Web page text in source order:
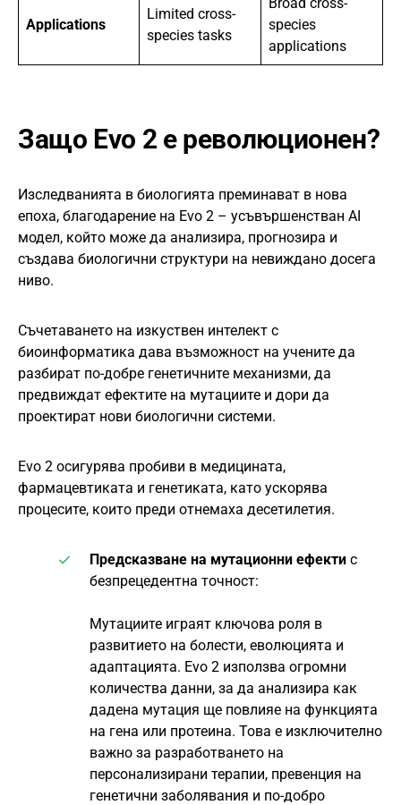
Applications
Limited cross-
species tasks
species
applications
Защо Evo 2 е революционен?
Изследванията в биологията преминават в нова
епоха, благодарение на Evo 2 – усъвършенстван AI
модел, който може да анализира, прогнозира и
създава биологични структури на невиждано досега
ниво.
Съчетаването на изкуствен интелект с
биоинформатика дава възможност на учените да
разбират по-добре генетичните механизми, да
предвиждат ефектите на мутациите и дори да
проектират нови биологични системи.
Evo 2 осигурява пробиви в медицината,
фармацевтиката и генетиката, като ускорява
процесите, които преди отнемаха десетилетия.
Предсказване на мутационни ефекти с
безпрецедентна точност:
Мутациите играят ключова роля в
развитието на болести, еволюцията и
адаптацията. Evo 2 използва огромни
количества данни, за да анализира как
дадена мутация ще повлияе на функцията
на гена или протеина. Това е изключително
важно за разработването на
персонализирани терапии, превенция на
генетични заболявания и по-добро